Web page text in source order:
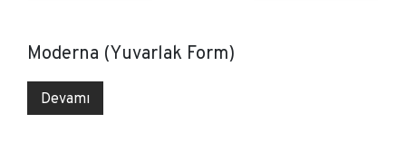
Moderna (Yuvarlak Form)
Devamı